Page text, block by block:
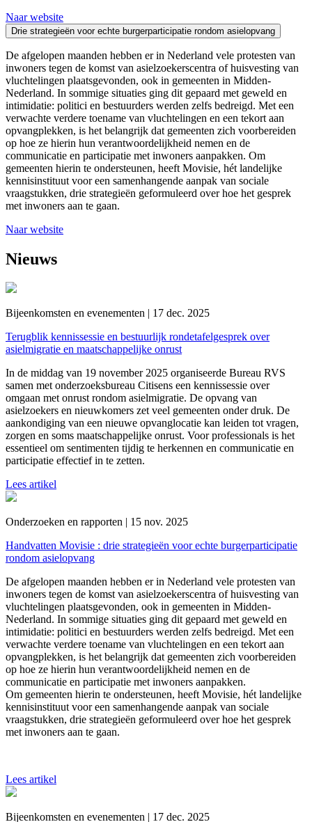
Naar website
Drie strategieën voor echte burgerparticipatie rondom asielopvang
De afgelopen maanden hebben er in Nederland vele protesten van
inwoners tegen de komst van asielzoekerscentra of huisvesting van
vluchtelingen plaatsgevonden, ook in gemeenten in Midden-
Nederland. In sommige situaties ging dit gepaard met geweld en
intimidatie: politici en bestuurders werden zelfs bedreigd. Met een
verwachte verdere toename van vluchtelingen en een tekort aan
opvangplekken, is het belangrijk dat gemeenten zich voorbereiden
op hoe ze hierin hun verantwoordelijkheid nemen en de
communicatie en participatie met inwoners aanpakken. Om
gemeenten hierin te ondersteunen, heeft Movisie, hét landelijke
kennisinstituut voor een samenhangende aanpak van sociale
vraagstukken, drie strategieën geformuleerd over hoe het gesprek
met inwoners aan te gaan.
Naar website
Nieuws
Bijeenkomsten en evenementen | 17 dec. 2025
Terugblik kennissessie en bestuurlijk rondetafelgesprek over
asielmigratie en maatschappelijke onrust
In de middag van 19 november 2025 organiseerde Bureau RVS
samen met onderzoeksbureau Citisens een kennissessie over
omgaan met onrust rondom asielmigratie. De opvang van
asielzoekers en nieuwkomers zet veel gemeenten onder druk. De
aankondiging van een nieuwe opvanglocatie kan leiden tot vragen,
zorgen en soms maatschappelijke onrust. Voor professionals is het
essentieel om sentimenten tijdig te herkennen en communicatie en
participatie effectief in te zetten.
Lees artikel
Onderzoeken en rapporten | 15 nov. 2025
Handvatten Movisie : drie strategieën voor echte burgerparticipatie
rondom asielopvang
De afgelopen maanden hebben er in Nederland vele protesten van
inwoners tegen de komst van asielzoekerscentra of huisvesting van
vluchtelingen plaatsgevonden, ook in gemeenten in Midden-
Nederland. In sommige situaties ging dit gepaard met geweld en
intimidatie: politici en bestuurders werden zelfs bedreigd. Met een
verwachte verdere toename van vluchtelingen en een tekort aan
opvangplekken, is het belangrijk dat gemeenten zich voorbereiden
op hoe ze hierin hun verantwoordelijkheid nemen en de
communicatie en participatie met inwoners aanpakken.
Om gemeenten hierin te ondersteunen, heeft Movisie, hét landelijke
kennisinstituut voor een samenhangende aanpak van sociale
vraagstukken, drie strategieën geformuleerd over hoe het gesprek
met inwoners aan te gaan.
Lees artikel
Bijeenkomsten en evenementen | 17 dec. 2025